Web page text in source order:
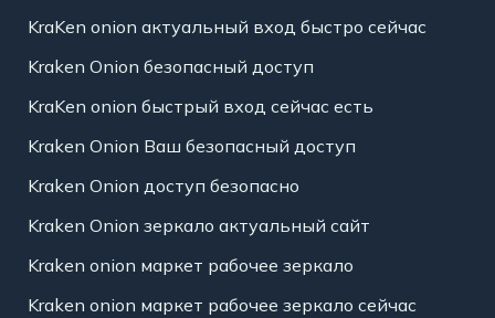
KraKen onion актуальный вход быстро сейчас
Kraken Onion безопасный доступ
KraKen onion быстрый вход сейчас есть
Kraken Onion Ваш безопасный доступ
Kraken Onion доступ безопасно
Kraken Onion зеркало актуальный сайт
Kraken onion маркет рабочее зеркало
Kraken onion маркет рабочее зеркало сейчас